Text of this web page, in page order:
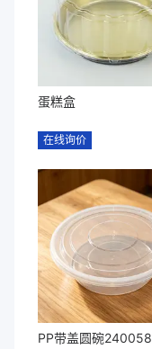
蛋糕盒
在线询价
PP带盖圆碗240058